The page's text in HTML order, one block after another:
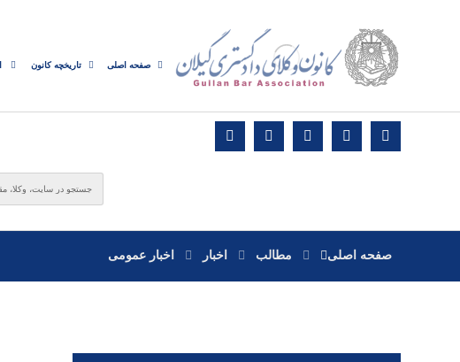
صفحه اصلی تاریخچه کانون
صفحه اصلی مطالب اخبار اخبار عمومی